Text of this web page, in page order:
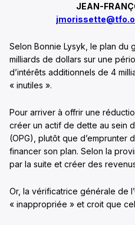
JEAN-
Selon Bonnie Lysyk, le plan
milliards de dollars sur une
d’intérêts additionnels de 4
« inutiles ».
Pour arriver à offrir une
créer un actif de dette au sein
(OPG), plutôt que d’emprunter
financer son plan. Selon la
par la suite et créer des
Or, la vérificatrice générale de
« inappropriée » et croit que